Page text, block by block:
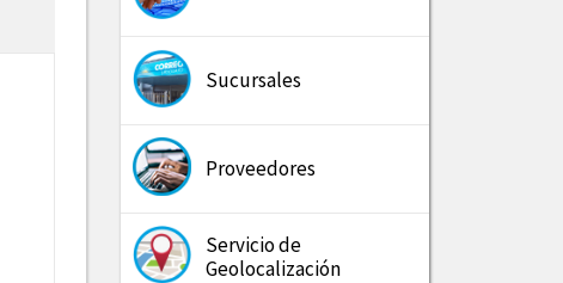
Sucursales
Proveedores
Servicio de
Geolocalización